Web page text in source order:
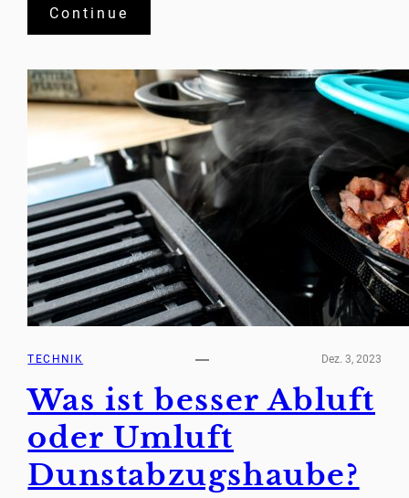
Continue
TECHNIK Dez. 3, 2023
Was ist besser Abluft
oder Umluft
Dunstabzugshaube?